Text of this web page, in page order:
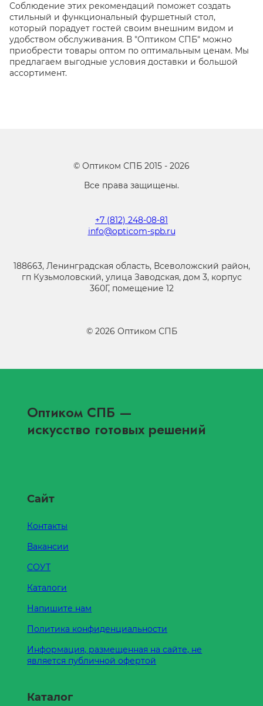
Соблюдение этих рекомендаций поможет создать
стильный и функциональный фуршетный стол,
который порадует гостей своим внешним видом и
удобством обслуживания. В "Оптиком СПБ" можно
приобрести товары оптом по оптимальным ценам. Мы
предлагаем выгодные условия доставки и большой
ассортимент.
© Оптиком СПБ 2015 - 2026
Все права защищены.
+7 (812) 248-08-81
info@opticom-spb.ru
188663, Ленинградская область, Всеволожский район,
гп Кузьмоловский, улица Заводская, дом 3, корпус
360Г, помещение 12
© 2026 Оптиком СПБ
Оптиком СПБ —
искусство готовых решений
Сайт
Контакты
Вакансии
СОУТ
Каталоги
Напишите нам
Политика конфиденциальности
Информация, размещенная на сайте, не
является публичной офертой
Каталог